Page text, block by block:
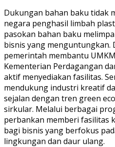
Dukungan bahan baku tidak
negara penghasil limbah
pasokan bahan baku
bisnis yang menguntungkan.
pemerintah membantu
Kementerian Perdagangan
aktif menyediakan fasilitas.
mendukung industri kreatif
sejalan dengan tren green
sirkular. Melalui berbagai
perbankan memberi fasilitas
bagi bisnis yang berfokus
lingkungan dan daur ulang.